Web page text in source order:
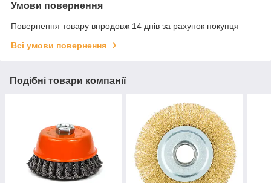
Умови повернення
Повернення товару впродовж 14 днів за рахунок покупця
Всі умови повернення
Подібні товари компанії